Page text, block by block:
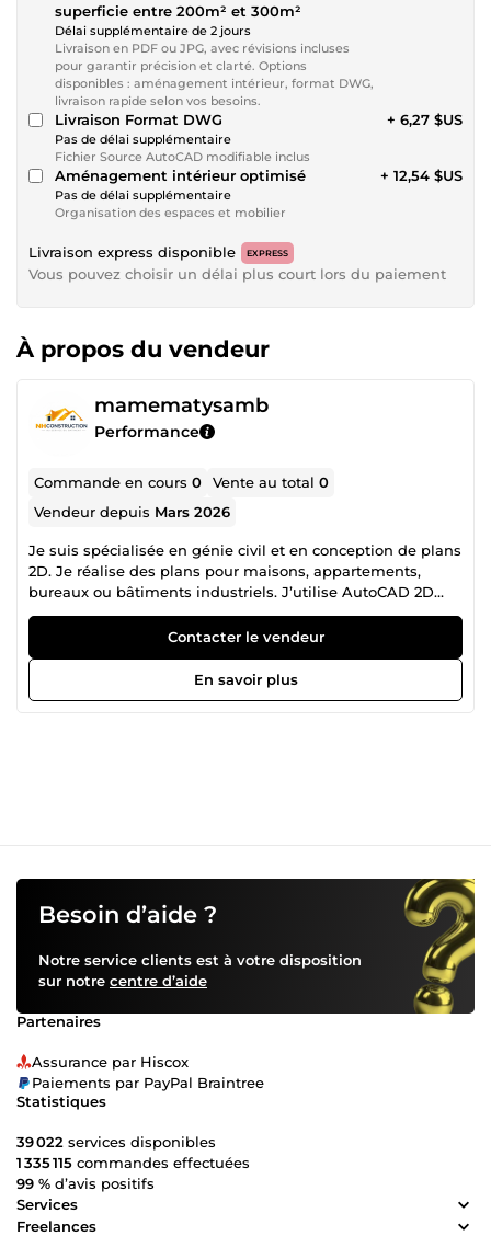
superficie entre 200m² et 300m²
Délai supplémentaire de 2 jours
Livraison en PDF ou JPG, avec révisions incluses
pour garantir précision et clarté. Options
disponibles : aménagement intérieur, format DWG,
livraison rapide selon vos besoins.
Livraison Format DWG
Pas de délai supplémentaire
Fichier Source AutoCAD modifiable inclus
+ 6,27 $US
Aménagement intérieur optimisé
Pas de délai supplémentaire
Organisation des espaces et mobilier
+ 12,54 $US
Livraison express disponible EXPRESS
Vous pouvez choisir un délai plus court lors du paiement
À propos du vendeur
mamematysamb
Performance
Commande en cours0 Vente au total0
Vendeur depuis Mars 2026
Je suis spécialisée en génie civil et en conception de plans
2D. Je réalise des plans pour maisons, appartements,
bureaux ou bâtiments industriels. J’utilise AutoCAD 2D
pour transformer vos croquis, PDF, images ou fichiers
Google Maps en plans techniques précis et détaillés. Je
peux également fournir un métré simple et une
estimation sommaire des quantités pour anticiper le coût
global. N’hésitez pas à me contacter à tout moment pour
Contacter le vendeur
En savoir plus
Besoin d’aide ?
Notre service clients est à votre disposition
sur notre centre d’aide
Partenaires
Assurance par Hiscox
Paiements par PayPal Braintree
Statistiques
39 022 services disponibles
1 335 115 commandes effectuées
99 % d’avis positifs
Services
Freelances